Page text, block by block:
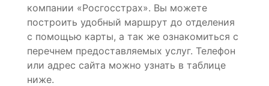
компании «Росгосстрах». Вы можете
построить удобный маршрут до отделения
с помощью карты, а так же ознакомиться с
перечнем предоставляемых услуг. Телефон
или адрес сайта можно узнать в таблице
ниже.